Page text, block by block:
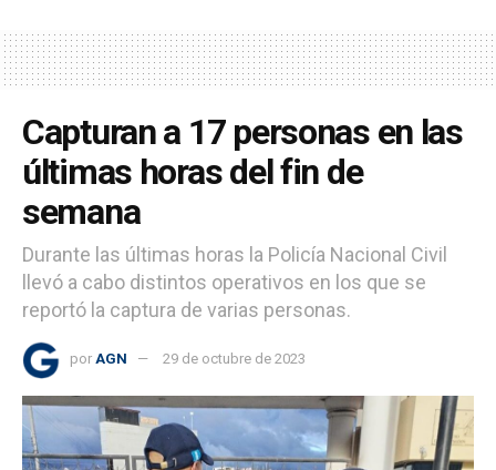
Capturan a 17 personas en las
últimas horas del fin de
semana
Durante las últimas horas la Policía Nacional Civil
llevó a cabo distintos operativos en los que se
reportó la captura de varias personas.
por AGN 29 de octubre de 2023